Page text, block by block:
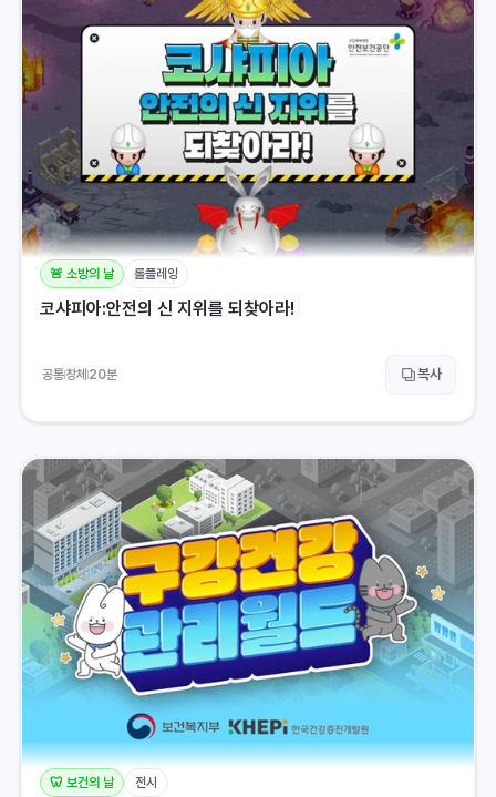
🚨 소방의 날 롤플레잉
코샤피아:안전의 신 지위를 되찾아라!
공통창체 20분 복사
🦷 보건의 날 전시